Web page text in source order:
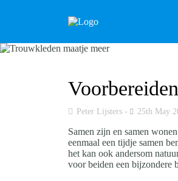
Peter Lijsters 25th May
Samen zijn en samen
eenmaal een tijdje samen
het kan ook andersom
voor beiden een bijzondere